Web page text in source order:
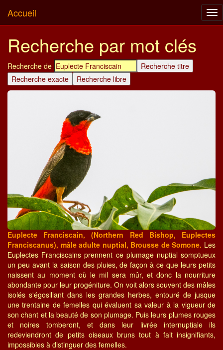
Accueil
Recherche par mot clés
Recherche de
Euplecte Franciscain, (Northern Red Bishop, Euplectes
Franciscanus), mâle adulte nuptial, Brousse de Somone. Les
Euplectes Franciscains prennent ce plumage nuptial somptueux
un peu avant la saison des pluies, de façon à ce que leurs petits
naissent au moment où le mil sera mûr, et donc la nourriture
abondante pour leur progéniture. On voit alors souvent des mâles
isolés s'égosillant dans les grandes herbes, entouré de jusque
une trentaine de femelles qui évaluent sa valeur à la vigueur de
son chant et la beauté de son plumage. Puis leurs plumes rouges
et noires tomberont, et dans leur livrée internuptiale ils
redeviendront de petits oiseaux bruns tout à fait insignifiants,
impossibles à distinguer des femelles.